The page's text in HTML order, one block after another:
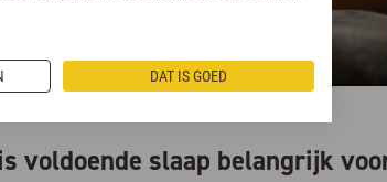
voldoende slaap belangrijk
DAT IS GOED